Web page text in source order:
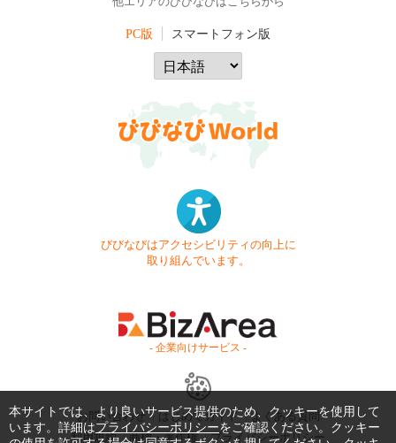
PC版 スマートフォン版
びびなびはアクセシビリティの向上に
取り組んでいます。
- 企業向けサービス -
お問い合わせ はじめてガイド
よくある質問
利用規約
商標・著作権 プライバシーポリシー
本サイトでは、より良いサービス提供のため、クッキーを使用して
います。詳細はプライバシーポリシーをご確認ください。クッキー